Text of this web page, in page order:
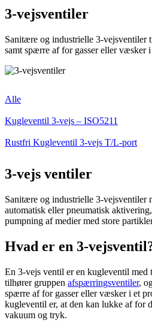
3-vejsventiler
Sanitære og industrielle 3-vejsventiler
samt spærre af for gasser eller væsker i
Alle
Kugleventil 3-vejs – ISO5211
Rustfri Kugleventil 3-vejs T/L-port
3-vejs ventiler
Sanitære og industrielle 3-vejsventiler
automatisk eller pneumatisk
pumpning af medier med store
Hvad er en 3-
En 3-vejs ventil er en kugleventil med
tilhører gruppen afspærringsventiler,
spærre af for gasser eller væsker i et
kugleventil er, at den kan lukke af for
vakuum og tryk.